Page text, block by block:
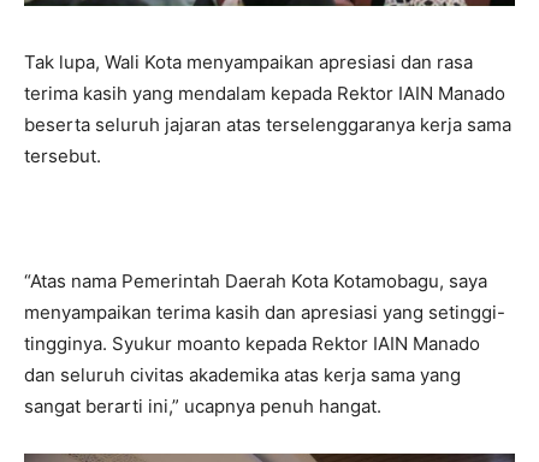
Tak lupa, Wali Kota menyampaikan apresiasi dan rasa
terima kasih yang mendalam kepada Rektor IAIN Manado
beserta seluruh jajaran atas terselenggaranya kerja sama
tersebut.
“Atas nama Pemerintah Daerah Kota Kotamobagu, saya
menyampaikan terima kasih dan apresiasi yang setinggi-
tingginya. Syukur moanto kepada Rektor IAIN Manado
dan seluruh civitas akademika atas kerja sama yang
sangat berarti ini,” ucapnya penuh hangat.